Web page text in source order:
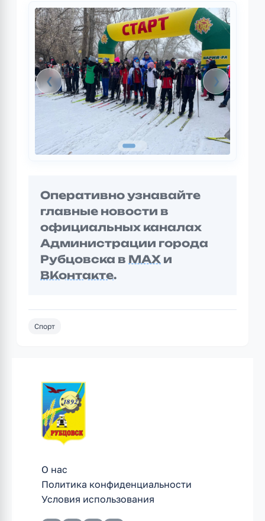
❮ ❯
Оперативно узнавайте
главные новости в
официальных каналах
Администрации города
Рубцовска в MAX и
ВКонтакте.
Спорт
О нас
Политика конфиденциальности
Условия использования